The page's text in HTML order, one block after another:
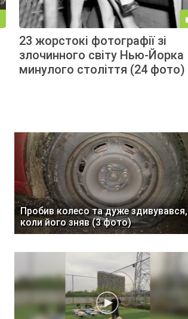
23 жорстокі фотографії зі
злочинного світу Нью-Йорка
минулого століття (24 фото)
Пробив колесо та дуже здивувався,
коли його зняв (3 фото)